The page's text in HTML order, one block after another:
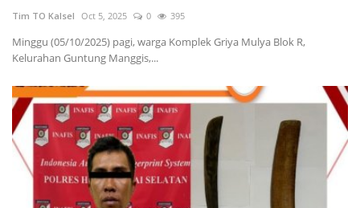
Tim TO Kalsel Oct 5, 2025 0 395
Minggu (05/10/2025) pagi, warga Komplek Griya Mulya Blok R,
Kelurahan Guntung Manggis,...